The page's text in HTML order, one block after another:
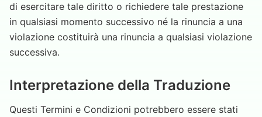
di esercitare tale diritto o richiedere tale prestazione
in qualsiasi momento successivo né la rinuncia a una
violazione costituirà una rinuncia a qualsiasi violazione
successiva.
Interpretazione della Traduzione
Questi Termini e Condizioni potrebbero essere stati